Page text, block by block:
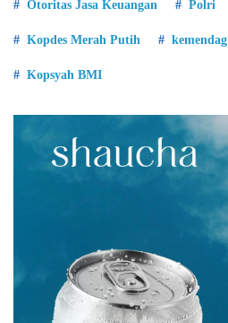
Otoritas Jasa Keuangan Polri
Kopdes Merah Putih kemendag
Kopsyah BMI